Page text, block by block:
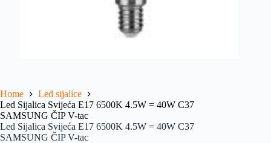
Home
Led sijalice
Led Sijalica Svijeća E17 6500K 4.5W = 40W C37
SAMSUNG ČIP V-tac
Led Sijalica Svijeća E17 6500K 4.5W = 40W C37
SAMSUNG ČIP V-tac